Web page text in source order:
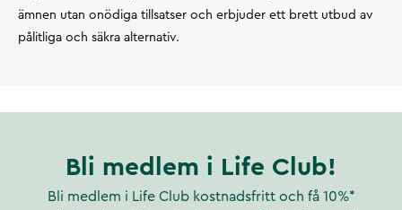
ämnen utan onödiga tillsatser och erbjuder ett brett utbud av
pålitliga och säkra alternativ.
Bli medlem i Life Club!
Bli medlem i Life Club kostnadsfritt och få 10%*